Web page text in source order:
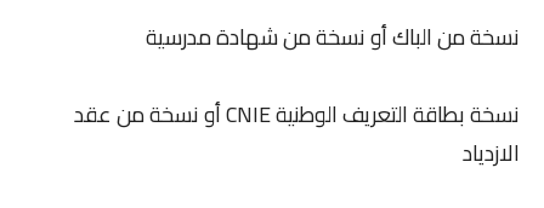
نسخة من الباك أو نسخة من شهادة مدرسية
نسخة بطاقة التعريف الوطنية CNIE أو نسخة من عقد
الازدياد